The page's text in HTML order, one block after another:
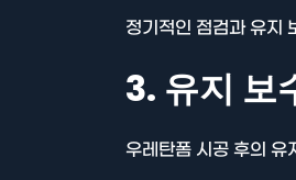
정기적인 점검과 유지
3. 유지 보
우레탄폼 시공 후의 유